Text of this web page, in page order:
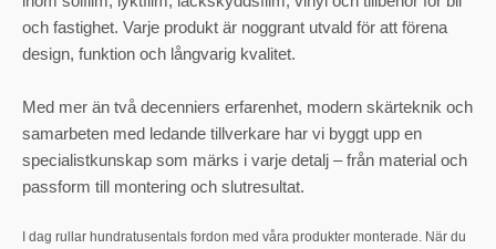
och fastighet. Varje produkt är noggrant utvald för att förena
design, funktion och långvarig kvalitet.
Med mer än två decenniers erfarenhet, modern skärteknik och
samarbeten med ledande tillverkare har vi byggt upp en
specialistkunskap som märks i varje detalj – från material och
passform till montering och slutresultat.
I dag rullar hundratusentals fordon med våra produkter monterade. När du